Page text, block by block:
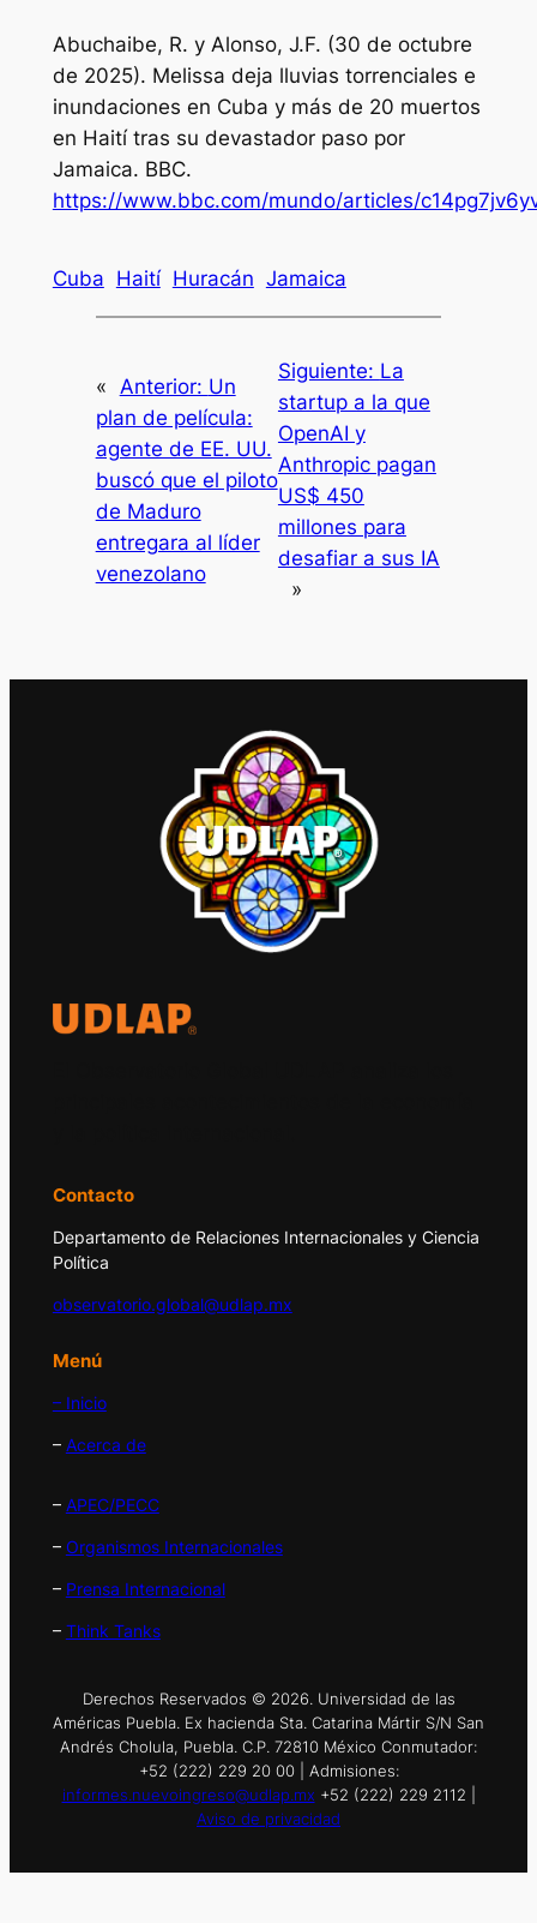
Abuchaibe, R. y Alonso, J.F. (30 de octubre
de 2025). Melissa deja lluvias torrenciales e
inundaciones en Cuba y más de 20 muertos
en Haití tras su devastador paso por
Jamaica. BBC.
https://www.bbc.com/mundo/articles/
Cuba Haití Huracán Jamaica
« Anterior: Un
plan de película:
agente de EE. UU.
buscó que el piloto
de Maduro
entregara al líder
venezolano
Siguiente: La
startup a la que
OpenAI y
Anthropic pagan
US$ 450
millones para
desafiar a sus IA
»
Contacto
Departamento de Relaciones Internacionales y Ciencia
Política
observatorio.global@udlap.mx
Menú
– Inicio
– Acerca de
– APEC/PECC
– Organismos Internacionales
– Prensa Internacional
– Think Tanks
Derechos Reservados © 2026. Universidad de las
Américas Puebla. Ex hacienda Sta. Catarina Mártir S/N San
Andrés Cholula, Puebla. C.P. 72810 México Conmutador:
+52 (222) 229 20 00 | Admisiones:
informes.nuevoingreso@udlap.mx +52 (222) 229 2112 |
Aviso de privacidad